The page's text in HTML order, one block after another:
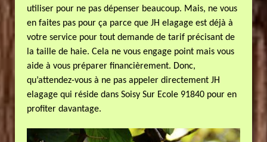
utiliser pour ne pas dépenser beaucoup. Mais, ne vous
en faites pas pour ça parce que JH elagage est déjà à
votre service pour tout demande de tarif précisant de
la taille de haie. Cela ne vous engage point mais vous
aide à vous préparer financièrement. Donc,
qu’attendez-vous à ne pas appeler directement JH
elagage qui réside dans Soisy Sur Ecole 91840 pour en
profiter davantage.